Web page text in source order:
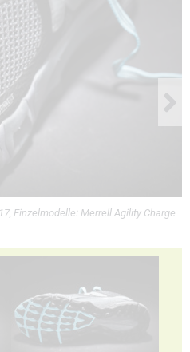
Einzelmodelle: Merrell Agility Charge